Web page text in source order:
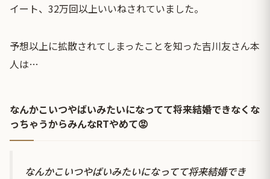
イート、32万回以上いいねされていました。
予想以上に拡散されてしまったことを知った吉川友さん本
人は…
なんかこいつやばいみたいになってて将来結婚できなくな
っちゃうからみんなRTやめて😡
なんかこいつやばいみたいになってて将来結婚でき